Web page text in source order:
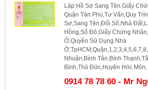
Lập Hồ Sơ Sang Tên Giấy
Quận Tân Phú,Tư Vấn,Quy
Sơ,Sang Tên,Đổi Sổ,Nhà
Hồng,Sổ Đỏ,Giấy Chứng
Ở,Quyền Sử Dụng Nhà
Nhuận,Bình Tân,Bình
Bình,Thủ Đức,Huyện Hóc Môn,
0914 78 78 60 - Mr